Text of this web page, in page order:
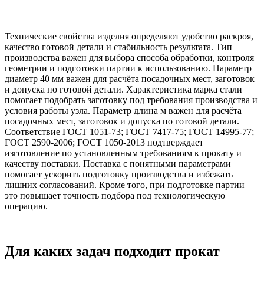
Технические свойства изделия определяют удобство раскроя,
качество готовой детали и стабильность результата. Тип
производства важен для выбора способа обработки, контроля
геометрии и подготовки партии к использованию. Параметр
диаметр 40 мм важен для расчёта посадочных мест, заготовок
и допуска по готовой детали. Характеристика марка стали
помогает подобрать заготовку под требования производства и
условия работы узла. Параметр длина м важен для расчёта
посадочных мест, заготовок и допуска по готовой детали.
Соответствие ГОСТ 1051-73; ГОСТ 7417-75; ГОСТ 14995-77;
ГОСТ 2590-2006; ГОСТ 1050-2013 подтверждает
изготовление по установленным требованиям к прокату и
качеству поставки. Поставка с понятными параметрами
помогает ускорить подготовку производства и избежать
лишних согласований. Кроме того, при подготовке партии
это повышает точность подбора под технологическую
операцию.
Для каких задач подходит прокат